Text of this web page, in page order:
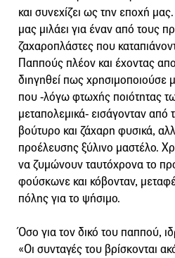
και συνεχίζει ως την εποχή
μας μιλάει για έναν από τους
ζαχαροπλάστες που
Παππούς πλέον και έχοντας
διηγηθεί πως χρησιμοποιούσε
που -λόγω φτωχής ποιότητας
μεταπολεμικά- εισάγονταν
βούτυρο και ζάχαρη φυσικά,
προέλευσης ξύλινο μαστέλο.
να ζυμώνουν ταυτόχρονα το
φούσκωνε και κόβονταν,
πόλης για το ψήσιμο.
Όσο για τον δικό του παππού,
«Οι συνταγές του βρίσκονται